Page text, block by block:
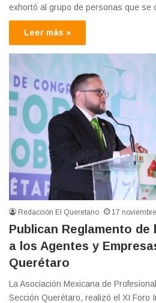
exhortó al grupo de personas que se
Leer más »
Redacción El Queretano 17
Publican Reglamento de
a los Agentes y
Querétaro
La Asociación Mexicana de
Sección Querétaro, realizó el XI Foro